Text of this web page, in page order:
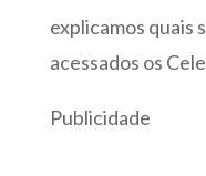
explicamos quais
acessados os
Publicidade